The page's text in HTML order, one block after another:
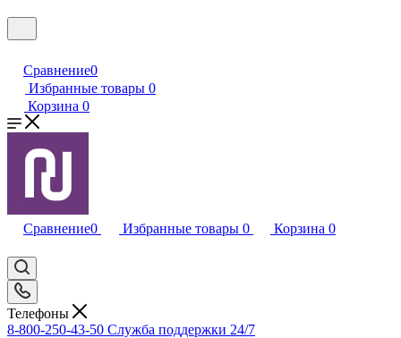
Сравнение0
Избранные товары 0
Корзина 0
Сравнение0 Избранные товары 0 Корзина 0
Телефоны
8-800-250-43-50 Служба поддержки 24/7